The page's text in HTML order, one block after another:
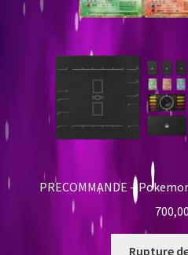
PRECOMMANDE –
700,00
Rupture